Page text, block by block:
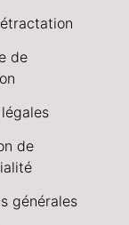
de
de
générales